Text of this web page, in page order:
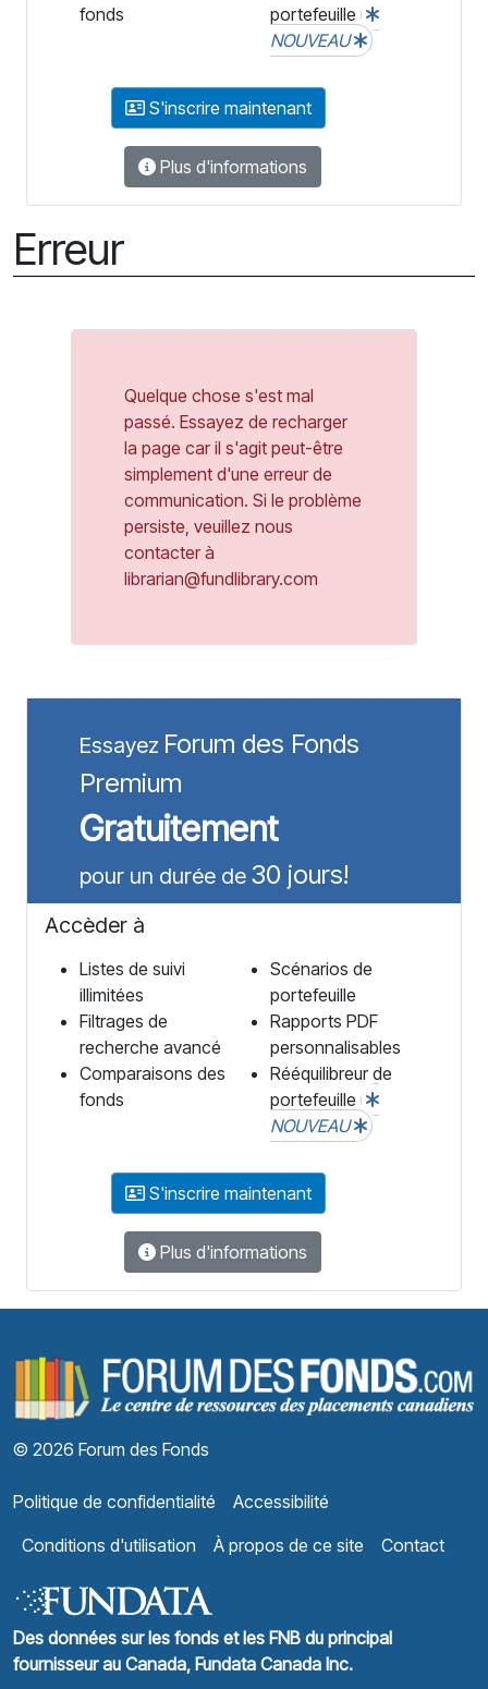
fonds
portefeuille
NOUVEAU
S'inscrire maintenant
Plus d'informations
Erreur
Quelque chose s'est mal
passé. Essayez de recharger
la page car il s'agit peut-être
simplement d'une erreur de
communication. Si le problème
persiste, veuillez nous
contacter à
librarian@fundlibrary.com
Essayez Forum des Fonds
Premium
Gratuitement
pour un durée de 30 jours!
Accèder à
Listes de suivi
illimitées
Filtrages de
recherche avancé
Comparaisons des
fonds
Scénarios de
portefeuille
Rapports PDF
personnalisables
Rééquilibreur de
portefeuille
NOUVEAU
S'inscrire maintenant
Plus d'informations
© 2026 Forum des Fonds
Politique de confidentialité
Accessibilité
Conditions d'utilisation
À propos de ce site Contact
Des données sur les fonds et les FNB du principal
fournisseur au Canada, Fundata Canada Inc.